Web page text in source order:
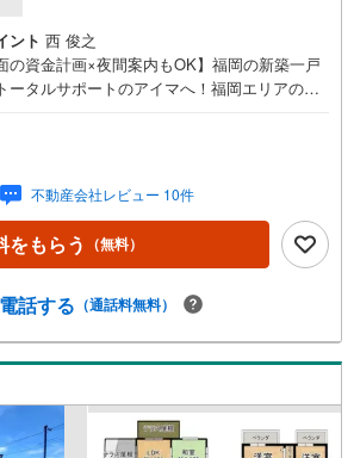
ント 西 俊之
の資金計画×夜間案内もOK】福岡の新築一戸
ータルサポートのアイマへ！福岡エリアの最
件選び」まで全力でバックアップいたしま
社アイマが選ばれる2大サポート/【プロ目線
案力】大手ネット銀行をはじめ多数の金融機
借入期間「最長50年」のプランや今注目の低
ど、購入後の生活にゆとりを持たせるための
画をご提案します。【フットワーク軽い安心
変」という方も大歓迎。平日・夜間の現地案
まずは『見るだけ』『ローン相談だけ』でも
様のペースを最優先し、無理な営業は一切行
客様のライフスタイルに合わせた快適な住ま
伝いいたします。まずはお気軽にお問い合わ
せ。
不動産会社レビュー 10件
をもらう （無料）
電話する （通話料無料）